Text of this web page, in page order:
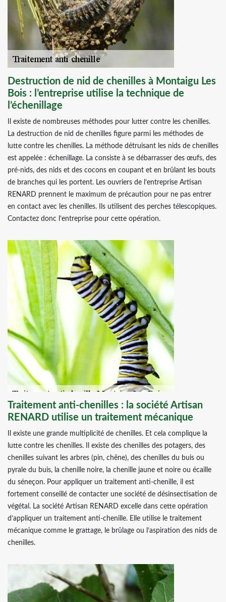
Destruction de nid de chenilles à Montaigu Les
Bois : l’entreprise utilise la technique de
l’échenillage
Il existe de nombreuses méthodes pour lutter contre les chenilles.
La destruction de nid de chenilles figure parmi les méthodes de
lutte contre les chenilles. La méthode détruisant les nids de chenilles
est appelée : échenillage. La consiste à se débarrasser des œufs, des
pré-nids, des nids et des cocons en coupant et en brûlant les bouts
de branches qui les portent. Les ouvriers de l’entreprise Artisan
RENARD prennent le maximum de précaution pour ne pas entrer
en contact avec les chenilles. Ils utilisent des perches télescopiques.
Contactez donc l’entreprise pour cette opération.
Traitement anti-chenilles : la société Artisan
RENARD utilise un traitement mécanique
Il existe une grande multiplicité de chenilles. Et cela complique la
lutte contre les chenilles. Il existe des chenilles des potagers, des
chenilles suivant les arbres (pin, chêne), des chenilles du buis ou
pyrale du buis, la chenille noire, la chenille jaune et noire ou écaille
du séneçon. Pour appliquer un traitement anti-chenille, il est
fortement conseillé de contacter une société de désinsectisation de
végétal. La société Artisan RENARD excelle dans cette opération
d’appliquer un traitement anti-chenille. Elle utilise le traitement
mécanique comme le grattage, le brûlage ou l’aspiration des nids de
chenilles.